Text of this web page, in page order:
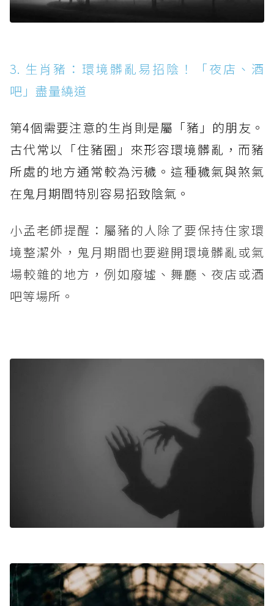
3. 生肖豬：環境髒亂易招陰！「夜店、酒
吧」盡量繞道
第4個需要注意的生肖則是屬「豬」的朋友。
古代常以「住豬圈」來形容環境髒亂，而豬
所處的地方通常較為污穢。這種穢氣與煞氣
在鬼月期間特別容易招致陰氣。
小孟老師提醒：屬豬的人除了要保持住家環
境整潔外，鬼月期間也要避開環境髒亂或氣
場較雜的地方，例如廢墟、舞廳、夜店或酒
吧等場所。